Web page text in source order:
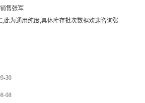
售张军
此为通用纯度,具体库存批次数据欢迎咨询张
30
08